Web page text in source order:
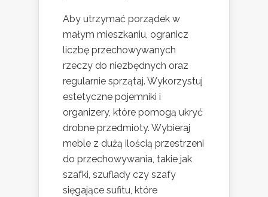
Aby utrzymać porządek w
małym mieszkaniu, ogranicz
liczbę przechowywanych
rzeczy do niezbędnych oraz
regularnie sprzątaj. Wykorzystuj
estetyczne pojemniki i
organizery, które pomogą ukryć
drobne przedmioty. Wybieraj
meble z dużą ilością przestrzeni
do przechowywania, takie jak
szafki, szuflady czy szafy
sięgające sufitu, które